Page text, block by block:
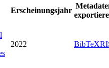
Erscheinungsjahr
2022 BibTeX